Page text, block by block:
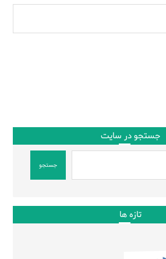
جستجو در سایت
جستجو
تازه ها